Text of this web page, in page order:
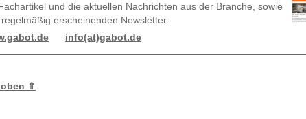
und die aktuellen Nachrichten aus der Branche, sowie
erscheinenden Newsletter.
info(at)gabot.de
⇑